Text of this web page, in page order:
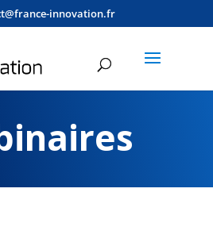
innovation.fr